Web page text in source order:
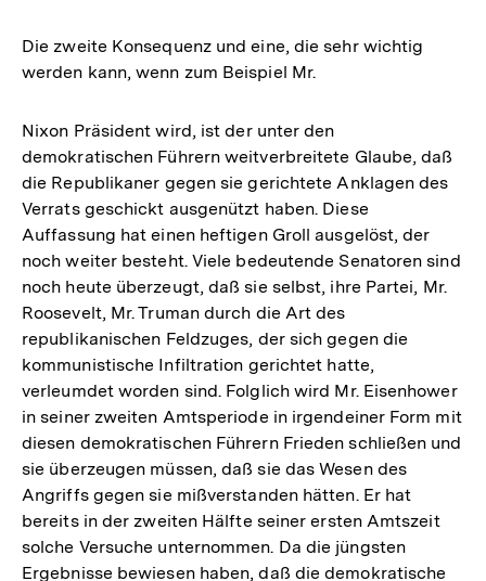
Die zweite Konsequenz und eine, die sehr wichtig
werden kann, wenn zum Beispiel Mr.
Nixon Präsident wird, ist der unter den
demokratischen Führern weitverbreitete Glaube, daß
die Republikaner gegen sie gerichtete Anklagen des
Verrats geschickt ausgenützt haben. Diese
Auffassung hat einen heftigen Groll ausgelöst, der
noch weiter besteht. Viele bedeutende Senatoren sind
noch heute überzeugt, daß sie selbst, ihre Partei, Mr.
Roosevelt, Mr. Truman durch die Art des
republikanischen Feldzuges, der sich gegen die
kommunistische Infiltration gerichtet hatte,
verleumdet worden sind. Folglich wird Mr. Eisenhower
in seiner zweiten Amtsperiode in irgendeiner Form mit
diesen demokratischen Führern Frieden schließen und
sie überzeugen müssen, daß sie das Wesen des
Angriffs gegen sie mißverstanden hätten. Er hat
bereits in der zweiten Hälfte seiner ersten Amtszeit
solche Versuche unternommen. Da die jüngsten
Ergebnisse bewiesen haben, daß die demokratische